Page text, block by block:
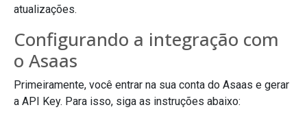
atualizações.
Configurando a integração com
o Asaas
Primeiramente, você entrar na sua conta do Asaas e gerar
a API Key. Para isso, siga as instruções abaixo: